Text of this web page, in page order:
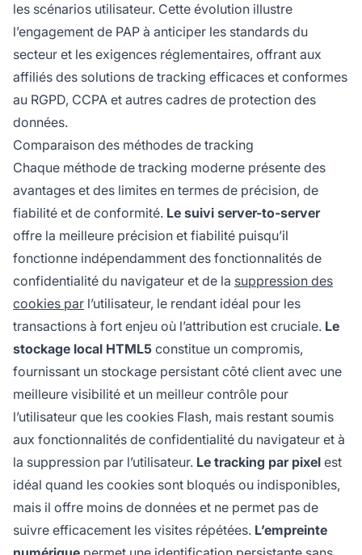
les scénarios utilisateur. Cette évolution illustre
l’engagement de PAP à anticiper les standards du
secteur et les exigences réglementaires, offrant aux
affiliés des solutions de tracking efficaces et conformes
au RGPD, CCPA et autres cadres de protection des
données.
Comparaison des méthodes de tracking
Chaque méthode de tracking moderne présente des
avantages et des limites en termes de précision, de
fiabilité et de conformité. Le suivi server-to-server
offre la meilleure précision et fiabilité puisqu’il
fonctionne indépendamment des fonctionnalités de
confidentialité du navigateur et de la suppression des
cookies par l’utilisateur, le rendant idéal pour les
transactions à fort enjeu où l’attribution est cruciale. Le
stockage local HTML5 constitue un compromis,
fournissant un stockage persistant côté client avec une
meilleure visibilité et un meilleur contrôle pour
l’utilisateur que les cookies Flash, mais restant soumis
aux fonctionnalités de confidentialité du navigateur et à
la suppression par l’utilisateur. Le tracking par pixel est
idéal quand les cookies sont bloqués ou indisponibles,
mais il offre moins de données et ne permet pas de
suivre efficacement les visites répétées. L’empreinte